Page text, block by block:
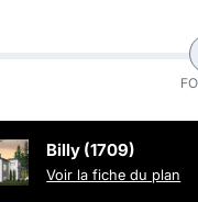
Billy (1709)
Voir la fiche du plan